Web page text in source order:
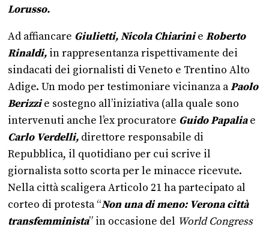
Lorusso.
Ad affiancare Giulietti, Nicola Chiarini e Roberto
Rinaldi, in rappresentanza rispettivamente dei
sindacati dei giornalisti di Veneto e Trentino Alto
Adige. Un modo per testimoniare vicinanza aPaolo
Berizzi e sostegno all’iniziativa (alla quale sono
intervenuti anche l’ex procuratore Guido Papaliae
Carlo Verdelli, direttore responsabile di
Repubblica, il quotidiano per cui scrive il
giornalista sotto scorta per le minacce ricevute.
Nella città scaligera Articolo 21 ha partecipato al
corteo di protesta “Non una di meno: Verona città
transfemminista” in occasione del World Congress